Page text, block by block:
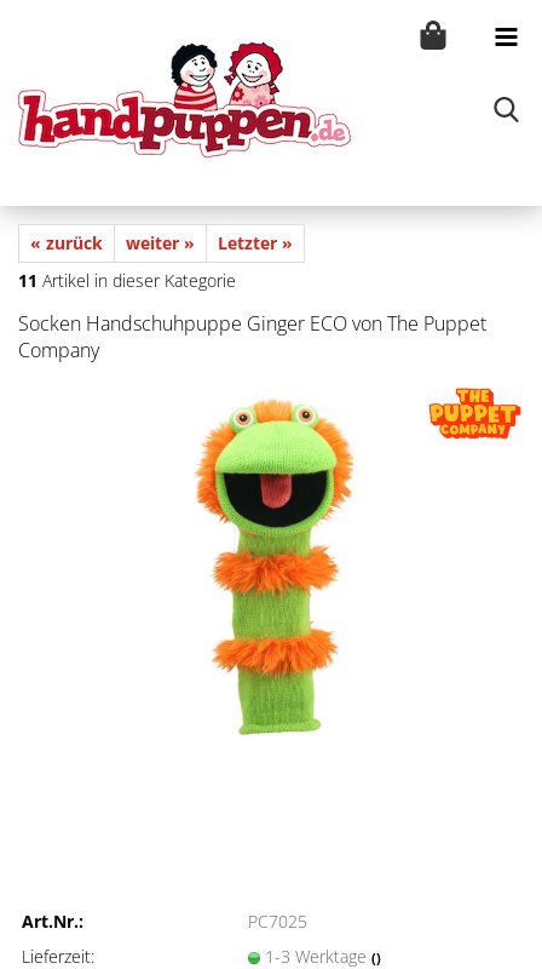
« zurück weiter »
Letzter »
11 Artikel in dieser Kategorie
Socken Handschuhpuppe Ginger ECO von The Puppet
Company
Art.Nr.:
PC7025
Lieferzeit:
1-3 Werktage ()